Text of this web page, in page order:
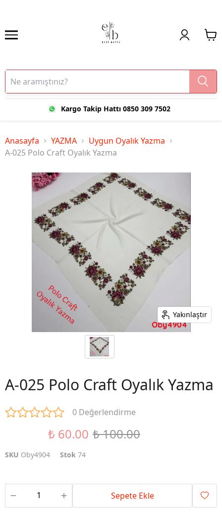
Kargo Takip Hattı 0850 309 7502
Anasayfa YAZMA
Uygun Oyalık Yazma
A-025 Polo Craft Oyalık Yazma
Yakınlaştır
A-025 Polo Craft Oyalık Yazma
0 Değerlendirme
₺ 60.00 ₺ 100.00
SKU Oby4904 Stok 74
Sepete Ekle